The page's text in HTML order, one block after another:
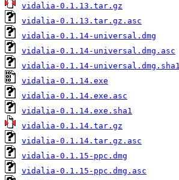
vidalia-0.1.13.tar.gz
vidalia-0.1.13.tar.gz.asc
vidalia-0.1.14-universal.dmg
vidalia-0.1.14-universal.dmg.asc
vidalia-0.1.14-universal.dmg.sha1
vidalia-0.1.14.exe
vidalia-0.1.14.exe.asc
vidalia-0.1.14.exe.sha1
vidalia-0.1.14.tar.gz
vidalia-0.1.14.tar.gz.asc
vidalia-0.1.15-ppc.dmg
vidalia-0.1.15-ppc.dmg.asc